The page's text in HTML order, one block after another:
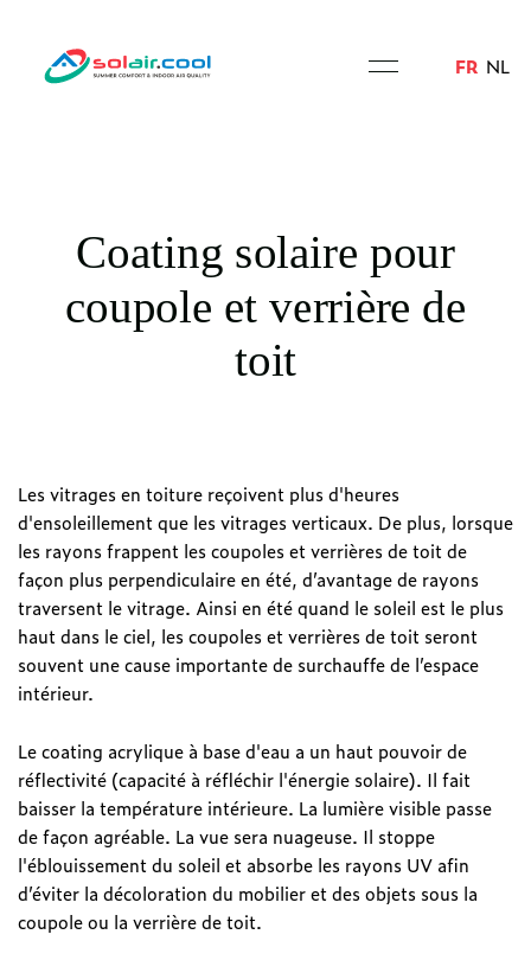
FR NL
Coating solaire pour
coupole et verrière de
toit
Les vitrages en toiture reçoivent plus d'heures
d'ensoleillement que les vitrages verticaux. De plus, lorsque
les rayons frappent les coupoles et verrières de toit de
façon plus perpendiculaire en été, d’avantage de rayons
traversent le vitrage. Ainsi en été quand le soleil est le plus
haut dans le ciel, les coupoles et verrières de toit seront
souvent une cause importante de surchauffe de l’espace
intérieur.
Le coating acrylique à base d'eau a un haut pouvoir de
réflectivité (capacité à réfléchir l'énergie solaire). Il fait
baisser la température intérieure. La lumière visible passe
de façon agréable. La vue sera nuageuse. Il stoppe
l'éblouissement du soleil et absorbe les rayons UV afin
d’éviter la décoloration du mobilier et des objets sous la
coupole ou la verrière de toit.